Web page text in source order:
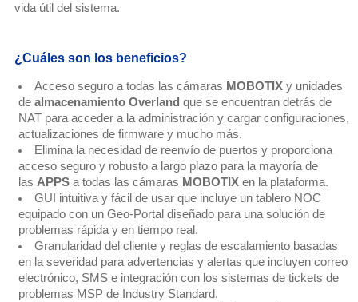
vida útil del sistema.
¿Cuáles son los beneficios?
Acceso seguro a todas las cámaras MOBOTIXy unidades
dealmacenamiento Overland que se encuentran detrás de
NAT para acceder a la administración y cargar configuraciones,
actualizaciones de firmware y mucho más.
Elimina la necesidad de reenvío de puertos y proporciona
acceso seguro y robusto a largo plazo para la mayoría de
las APPS a todas las cámaras MOBOTIX en la plataforma.
GUI intuitiva y fácil de usar que incluye un tablero NOC
equipado con un Geo-Portal diseñado para una solución de
problemas rápida y en tiempo real.
Granularidad del cliente y reglas de escalamiento basadas
en la severidad para advertencias y alertas que incluyen correo
electrónico, SMS e integración con los sistemas de tickets de
problemas MSP de Industry Standard.